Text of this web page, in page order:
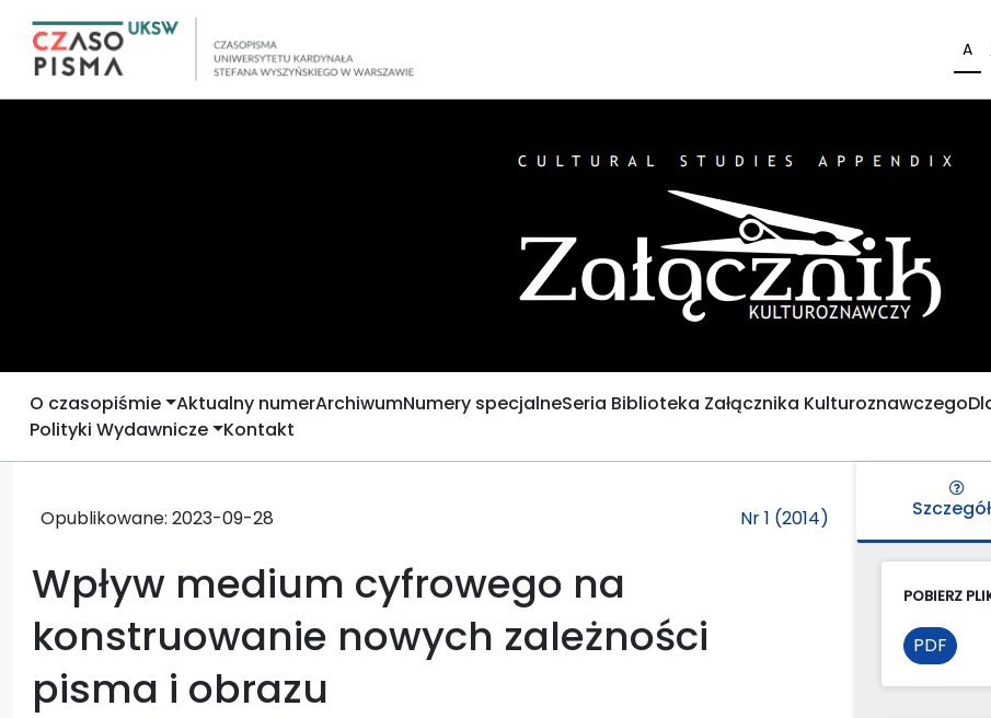
A
O czasopiśmie Aktualny numerArchiwumNumery specjalneSeria Biblioteka Załącznika Kulturoznawczego
Polityki Wydawnicze Kontakt
Opublikowane: 2023-09-28 Nr 1 (2014)
Wpływ medium cyfrowego na
konstruowanie nowych zależności
pisma i obrazu
POBIERZ
PDF